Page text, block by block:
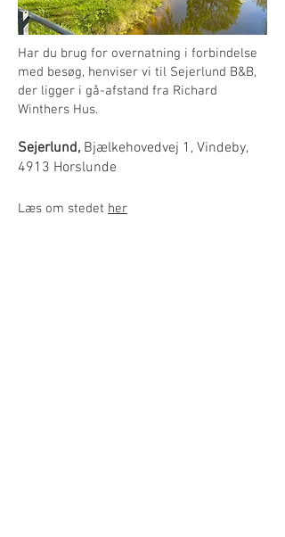
Har du brug for overnatning i forbindelse
med besøg, henviser vi til Sejerlund B&B,
der ligger i gå-afstand fra Richard
Winthers Hus.
Sejerlund, Bjælkehovedvej 1, Vindeby,
4913 Horslunde
Læs om stedet her